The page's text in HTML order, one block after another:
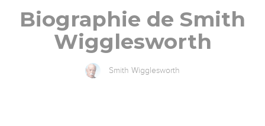
Biographie de Smith
Wigglesworth
Smith Wigglesworth